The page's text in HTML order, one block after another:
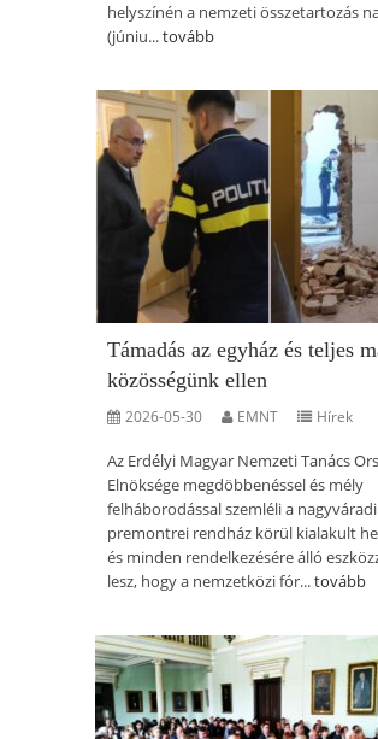
helyszínén a nemzeti összetartozás
(júniu...tovább
Támadás az egyház és teljes
közösségünk ellen
2026-05-30 EMNT Hírek
Az Erdélyi Magyar Nemzeti Tanács
Elnöksége megdöbbenéssel és mély
felháborodással szemléli a nagyváradi
premontrei rendház körül kialakult
és minden rendelkezésére álló
lesz, hogy a nemzetközi fór...tovább